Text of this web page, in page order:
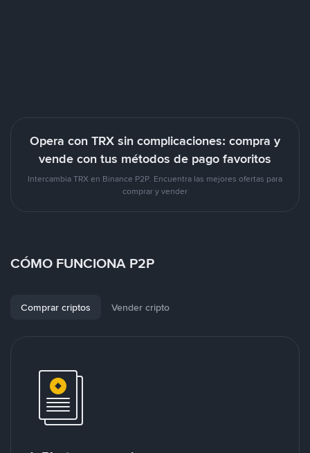
Opera con TRX sin complicaciones: compra y
vende con tus métodos de pago favoritos
Intercambia TRX en Binance P2P. Encuentra las mejores ofertas para
comprar y vender
CÓMO FUNCIONA P2P
Comprar criptos Vender cripto